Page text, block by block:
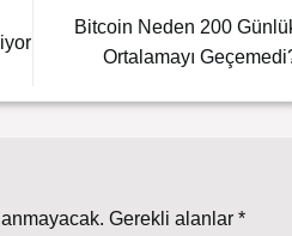
Bitcoin Neden 200
Ortalamayı
Gerekli alanlar *